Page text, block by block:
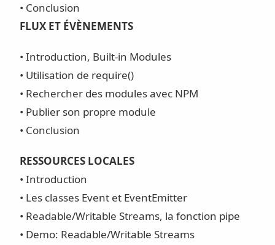
• Conclusion
FLUX ET ÉVÈNEMENTS
• Introduction, Built-in Modules
• Utilisation de require()
• Rechercher des modules avec NPM
• Publier son propre module
• Conclusion
RESSOURCES LOCALES
• Introduction
• Les classes Event et EventEmitter
• Readable/Writable Streams, la fonction pipe
• Demo: Readable/Writable Streams